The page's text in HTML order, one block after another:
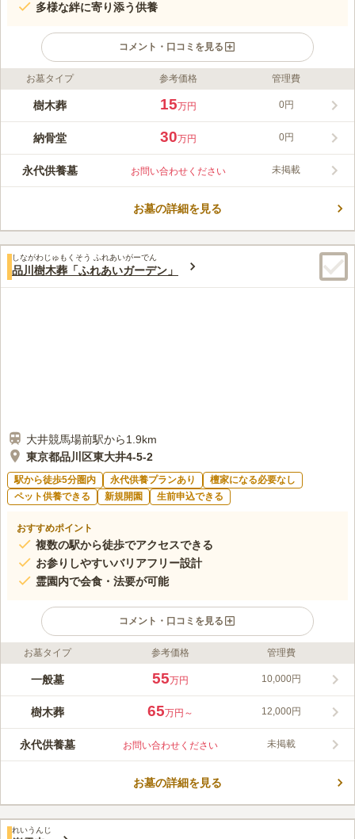
多様な絆に寄り添う供養
コメント・口コミを見る
ライフドット編集部のコメント
恩送庵の永代納骨堂は、ご遺骨を個別の区画で無期限にお預かり
も安心して利用でき、ご夫婦だけでなくご家族でのご利用も多く
あります。ご遺骨は専用の箱で大切に個別保管され、他の方と混
ー、お参りは天候に左右されず快適です。アクセスも良好で、駅
や空港、首都高からの利便性も高く、駐車場も完備しています。
400年の歴史をもつ徳浄寺が責任を持って永代供養を行い、ご友
駅も商店街も近いですが、駅から徒歩となると大きな幹線道路が
近く、高齢の方が1人で行くのは不安かなと思いました。
口コミの続きを読む
お墓タイプ 参考価格 管理費
樹木葬 15万円 0円
納骨堂 30万円 0円
永代供養墓 お問い合わせください 未掲載
お墓の詳細を見る
しながわじゅもくそう ふれあいがーでん
品川樹木葬「ふれあいガーデン」
大井競馬場前駅から1.9km
東京都品川区東大井4-5-2
駅から徒歩5分圏内 永代供養プランあり
檀家になる必要なし
ペット供養できる
新規開園 生前申込できる
おすすめポイント
複数の駅から徒歩でアクセスできる
お参りしやすいバリアフリー設計
霊園内で会食・法要が可能
コメント・口コミを見る
ライフドット編集部のコメント
泊舩寺 樹木葬は、東京都品川区にある永代供養付きのガーデン
ない」といった悩みをお持ちの方にもおすすめです。約640年の
長い歴史を持つ由緒ある泊舩寺によって手厚く供養されるので、
用の方にも便利です。
お墓タイプ 参考価格 管理費
一般墓 55万円 10,000円
樹木葬 65万円～ 12,000円
永代供養墓 お問い合わせください 未掲載
お墓の詳細を見る
れいうんじ